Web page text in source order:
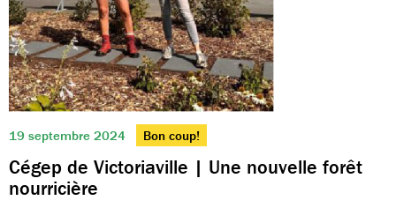
19 septembre 2024 Bon coup!
Cégep de Victoriaville | Une nouvelle forêt
nourricière